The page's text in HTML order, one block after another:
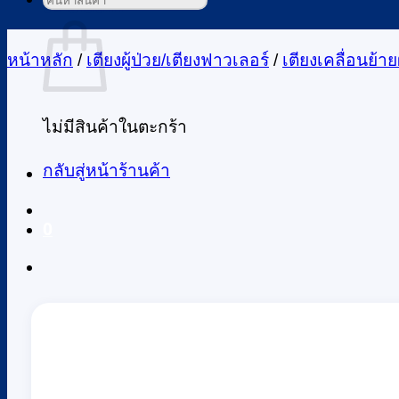
ตะกร้าสินค้า
ไม่มีสินค้าในตะกร้า
กลับสู่หน้าร้านค้า
หน้าหลัก / เตียงผู้ป่วย/เตียงฟาวเลอร์ / เตียงเคลื่อนย้า